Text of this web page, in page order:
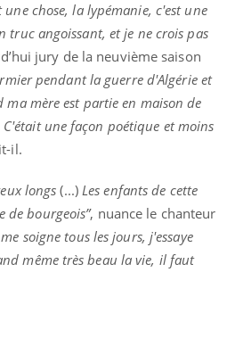
chose, la lypémanie, c'est une
truc angoissant, et je ne crois pas
jury de la neuvième saison
pendant la guerre d'Algérie et
mère est partie en maison de
une façon poétique et moins
il.
longs (...)Les enfants de cette
de bourgeois”, nuance le chanteur
soigne tous les jours, j'essaye
même très beau la vie, il faut
Le Viagra pourrait-il
freiner la propagation du
cancer ?
Pourquoi manger moins
de protéines pourrait
finalement être bénéfique